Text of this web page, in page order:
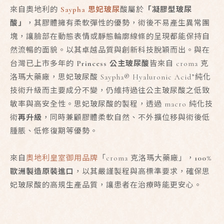
來自奧地利 的 Saypha 思妃玻尿酸屬於 「凝膠型玻尿
酸」
，其膠體擁有柔軟彈性的優勢，術後不易產生異常團
塊， 讓臉部在動態表情或靜態輪廓線條的呈現都能保持自
然流暢的面貌。 以其卓越品質與創新科技脫穎而出。 與在
台灣已上市多年的 Princess 公主玻尿酸皆來自 croma 克
洛瑪大藥廠，思妃玻尿酸 Saypha® Hyaluronic Acid”純化
技術升級而主要成分不變，仍維持過往公主玻尿酸之低致
敏率與高安全性。思妃玻尿酸的製程，透過 macro 純化技
術再升級 ，同時兼顧膠體柔軟自然、不外擴位移與術後低
腫脹、低修復期等優勢。
來自奧地利皇室御用品牌 「croma 克洛瑪大藥廠」， 100%
歐洲製造原裝進口 ，以其嚴謹製程與高標準要求，確保思
妃玻尿酸的高規生產品質，讓患者在治療時能更安心。